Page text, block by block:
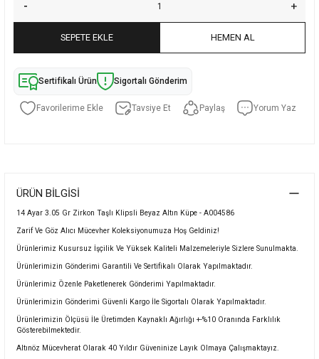
SEPETE EKLE HEMEN AL
Sertifikalı Ürün Sigortalı Gönderim
Tavsiye Et Paylaş Yorum Yaz
ÜRÜN BILGISI
14 Ayar 3.05 Gr Zirkon Taşlı Klipsli Beyaz Altın Küpe - A004586
Zarif Ve Göz Alıcı Mücevher Koleksiyonumuza Hoş Geldiniz!
Ürünlerimiz Kusursuz İşçilik Ve Yüksek Kaliteli Malzemeleriyle Sizlere Sunulmakta.
Ürünlerimizin Gönderimi Garantili Ve Sertifikalı Olarak Yapılmaktadır.
Ürünlerimiz Özenle Paketlenerek Gönderimi Yapılmaktadır.
Ürünlerimizin Gönderimi Güvenli Kargo İle Sigortalı Olarak Yapılmaktadır.
Ürünlerimizin Ölçüsü İle Üretimden Kaynaklı Ağırlığı +-%10 Oranında Farklılık
Gösterebilmektedir.
Altınöz Mücevherat Olarak 40 Yıldır Güveninize Layık Olmaya Çalışmaktayız.